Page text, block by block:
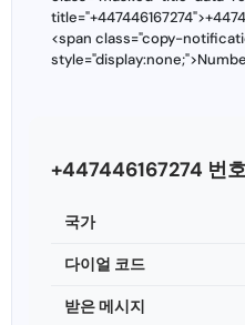
<span class="copy-
+447446167274 번
국가
다이얼 코드
받은 메시지